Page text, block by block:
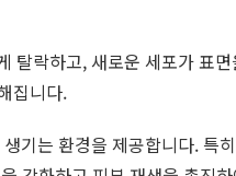
락하고, 새로운 세포가 표
집니다.
기는 환경을 제공합니다. 특